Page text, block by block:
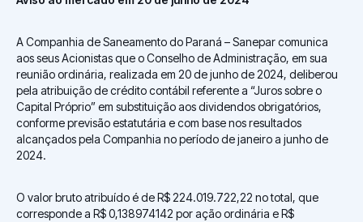
A Companhia de Saneamento do Paraná – Sanepar comunica
aos seus Acionistas que o Conselho de Administração, em sua
reunião ordinária, realizada em 20 de junho de 2024, deliberou
pela atribuição de crédito contábil referente a “Juros sobre o
Capital Próprio” em substituição aos dividendos obrigatórios,
conforme previsão estatutária e com base nos resultados
alcançados pela Companhia no período de janeiro a junho de
2024.
O valor bruto atribuído é de R$ 224.019.722,22 no total, que
corresponde a R$ 0,138974142 por ação ordinária e R$